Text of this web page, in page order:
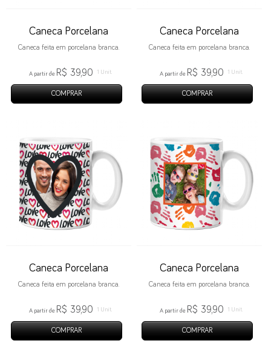
Caneca Porcelana
Caneca feita em porcelana branca.
A partir de R$ 39,90 1 Unit.
COMPRAR
Caneca Porcelana
Caneca feita em porcelana branca.
A partir de R$ 39,90 1 Unit.
COMPRAR
Caneca Porcelana
Caneca feita em porcelana branca.
A partir de R$ 39,90 1 Unit.
COMPRAR
Caneca Porcelana
Caneca feita em porcelana branca.
A partir de R$ 39,90 1 Unit.
COMPRAR